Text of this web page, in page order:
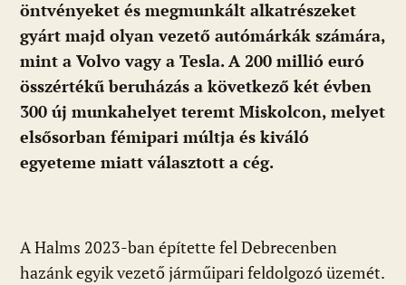
öntvényeket és megmunkált alkatrészeket
gyárt majd olyan vezető autómárkák számára,
mint a Volvo vagy a Tesla. A 200 millió euró
összértékű beruházás a következő két évben
300 új munkahelyet teremt Miskolcon, melyet
elsősorban fémipari múltja és kiváló
egyeteme miatt választott a cég.
A Halms 2023-ban építette fel Debrecenben
hazánk egyik vezető járműipari feldolgozó üzemét.